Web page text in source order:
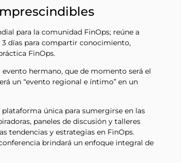
para la comunidad FinOps; reúne a
3 días para compartir conocimiento,
FinOps.
hermano, que de momento será el
un “evento regional e íntimo” en un
única para sumergirse en las
paneles de discusión y talleres
tendencias y estrategias en FinOps.
brindará un enfoque integral de